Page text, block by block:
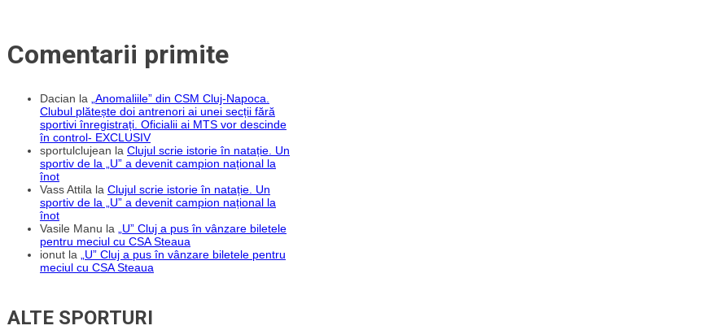
Comentarii primite
Dacian la
„Anomaliile” din CSM Cluj-Napoca.
Clubul plătește doi antrenori ai unei secții fără
sportivi înregistrați. Oficialii ai MTS vor descinde
în control- EXCLUSIV
sportulclujean la Clujul scrie istorie în natație. Un
sportiv de la „U” a devenit campion național la
înot
Vass Attila la Clujul scrie istorie în natație. Un
sportiv de la „U” a devenit campion național la
înot
Vasile Manu la
„U” Cluj a pus în vânzare biletele
pentru meciul cu CSA Steaua
ionut la
„U” Cluj a pus în vânzare biletele pentru
meciul cu CSA Steaua
ALTE SPORTURI